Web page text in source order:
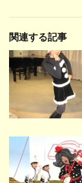
関連する記事